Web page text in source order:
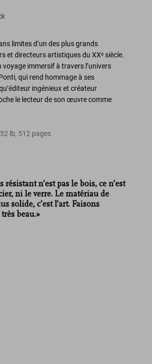
limites d’un des plus grands
etdirecteurs artistiques du XXᵉ siècle.
immersif à travers l’univers
, qui rend hommage à ses
éditeur ingénieuxetcréateur
le lecteur de son œuvre comme
lb, 512 pages
résistant n’est pas le bois, ce n’est
ni le verre. Le matériau de
solide, c’est l’art. Faisons
beau.»